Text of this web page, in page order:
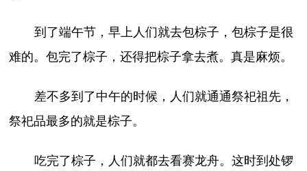
到了端午节，早上人们就去包棕子，包棕子是很
难的。包完了棕子，还得把棕子拿去煮。真是麻烦。
差不多到了中午的时候，人们就通通祭祀祖先，
祭祀品最多的就是棕子。
吃完了棕子，人们就都去看赛龙舟。这时到处锣